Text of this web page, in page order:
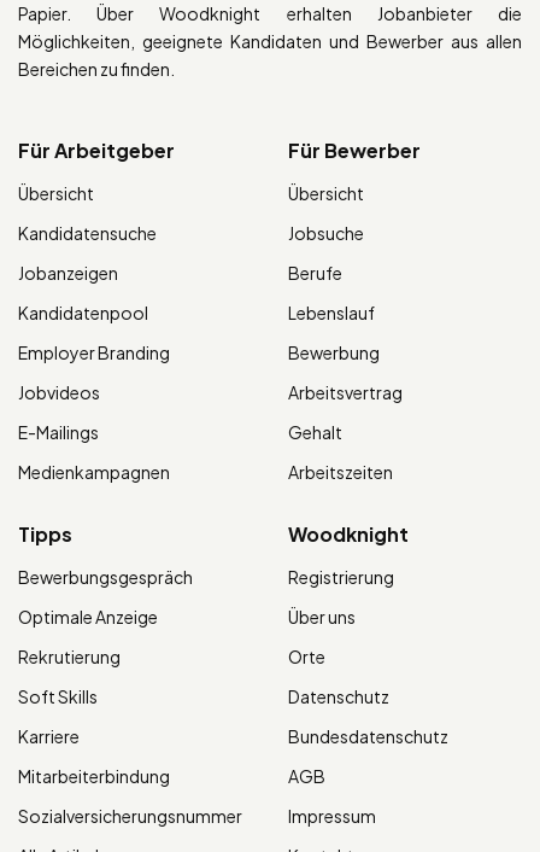
Papier. Über Woodknight erhalten Jobanbieter die
Möglichkeiten, geeignete Kandidaten und Bewerber aus allen
Bereichen zu finden.
Für Arbeitgeber
Übersicht
Kandidatensuche
Jobanzeigen
Kandidatenpool
Employer Branding
Jobvideos
E-Mailings
Medienkampagnen
Für Bewerber
Übersicht
Jobsuche
Berufe
Lebenslauf
Bewerbung
Arbeitsvertrag
Gehalt
Arbeitszeiten
Tipps
Bewerbungsgespräch
Optimale Anzeige
Rekrutierung
Soft Skills
Karriere
Mitarbeiterbindung
Sozialversicherungsnummer
Woodknight
Registrierung
Über uns
Orte
Datenschutz
Bundesdatenschutz
AGB
Impressum